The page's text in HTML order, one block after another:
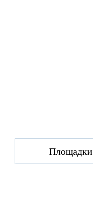
Площадки